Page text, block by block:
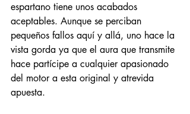
espartano tiene unos acabados
aceptables. Aunque se perciban
pequeños fallos aquí y allá, uno hace la
vista gorda ya que el aura que transmite
hace partícipe a cualquier apasionado
del motor a esta original y atrevida
apuesta.